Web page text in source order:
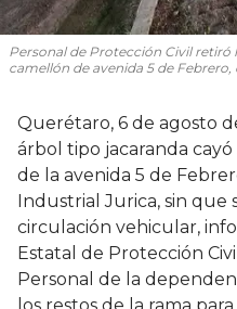
Personal de Protección Civil retiró
camellón de avenida 5 de Febrero,
Querétaro, 6 de agosto
árbol tipo jacaranda
de la avenida 5 de
Industrial Jurica, sin que
circulación vehicular,
Estatal de Protección
Personal de la